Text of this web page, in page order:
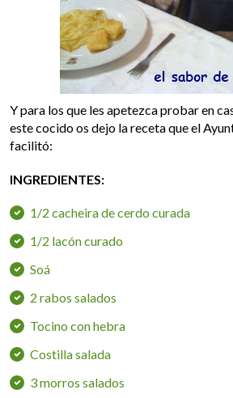
Y para los que les apetezca probar en
este cocido os dejo la receta que el
facilitó:
INGREDIENTES:
1/2 cacheira de cerdo curada
1/2 lacón curado
Soá
2 rabos salados
Tocino con hebra
Costilla salada
3 morros salados